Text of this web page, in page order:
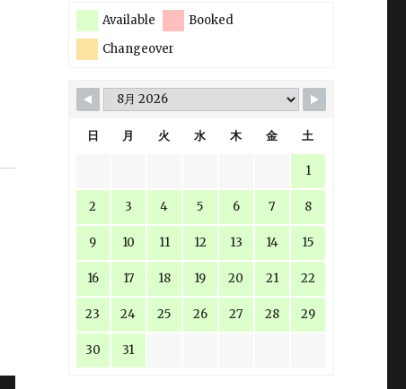
Available
Booked
Changeover
日 月 火 水 木 金 土
1
2 3 4 5 6 7 8
9 10 11 12 13 14 15
16 17 18 19 20 21 22
23 24 25 26 27 28 29
30 31